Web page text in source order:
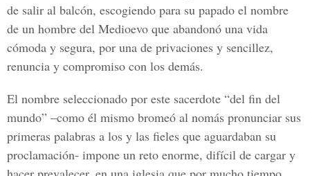
de salir al balcón, escogiendo para su papado el nombre
de un hombre del Medioevo que abandonó una vida
cómoda y segura, por una de privaciones y sencillez,
renuncia y compromiso con los demás.
El nombre seleccionado por este sacerdote “del fin del
mundo” –como él mismo bromeó al nomás pronunciar sus
primeras palabras a los y las fieles que aguardaban su
proclamación- impone un reto enorme, difícil de cargar y